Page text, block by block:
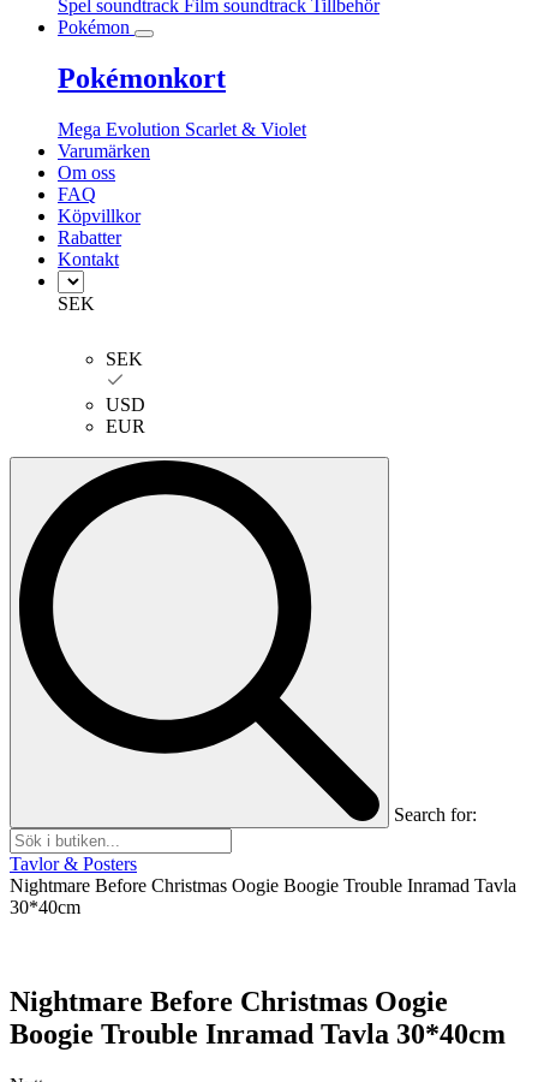
Spel soundtrack Film soundtrack Tillbehör
Pokémon
Pokémonkort
Mega Evolution Scarlet & Violet
Varumärken
Om oss
FAQ
Köpvillkor
Rabatter
Kontakt
SEK
SEK
USD
EUR
Search for:
Tavlor & Posters
Nightmare Before Christmas Oogie Boogie Trouble Inramad Tavla
30*40cm
Nightmare Before Christmas Oogie
Boogie Trouble Inramad Tavla 30*40cm